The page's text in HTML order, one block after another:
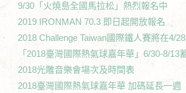
9/30「火燒島全國馬拉松」熱烈報名中
2019 IRONMAN 70.3 即日起開放報名
2018 Challenge Taiwan國際鐵人賽將在4/28
「2018臺灣國際熱氣球嘉年華」6/30-8/13
2018光雕音樂會場次及時間表
2018臺灣國際熱氣球嘉年華 加碼延長一週